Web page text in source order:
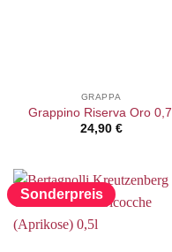
GRAPPA
Grappino Riserva Oro 0,7l
24,90 €
Sonderpreis